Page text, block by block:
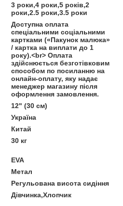
3 роки,4 роки,5 років,2
роки,2.5 роки,3.5 роки
Доступна оплата
спеціальними соціальними
картками («Пакунок малюка»
/ картка на виплати до 1
року).<br> Оплата
здійснюється безготівковим
способом по посиланню на
онлайн-оплату, яку надає
менеджер магазину після
оформлення замовлення.
12" (30 см)
Україна
Китай
30 кг
EVA
Метал
Регульована висота сидіння
Дівчинка,Хлопчик